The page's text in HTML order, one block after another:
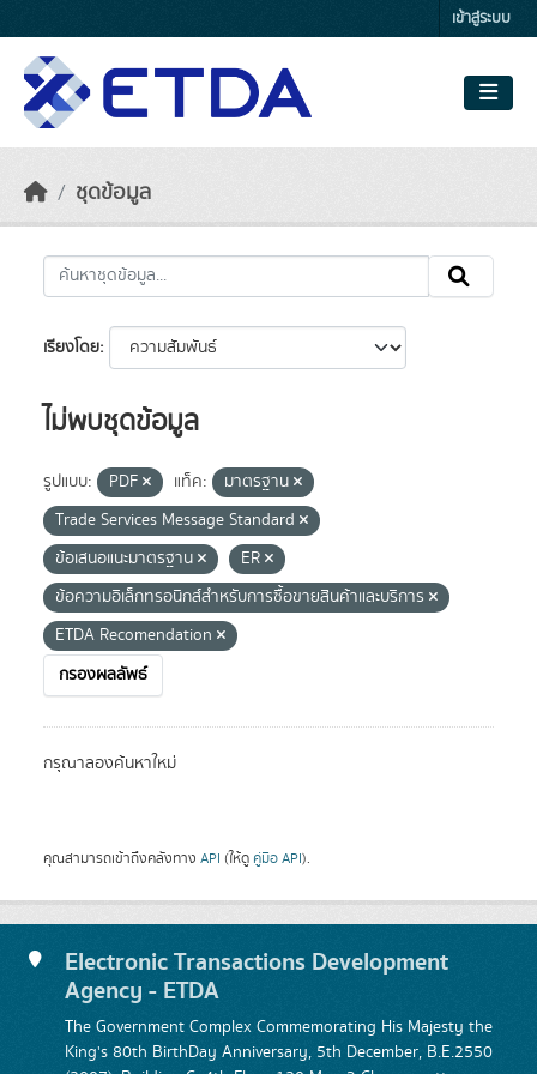
เข้าสู่ระบบ
ชุดข้อมูล
เรียงโดย
ไม่พบชุดข้อมูล
รูปแบบ: PDF แท็ค:
มาตรฐาน
Trade Services Message Standard
ข้อเสนอแนะมาตรฐาน
ER
ข้อความอิเล็กทรอนิกส์สำหรับการซื้อขายสินค้าและบริการ
ETDA Recomendation
กรองผลลัพธ์
กรุณาลองค้นหาใหม่
คุณสามารถเข้าถึงคลังทาง API (ให้ดู คู่มือ API).
Electronic Transactions Development
Agency - ETDA
The Government Complex Commemorating His Majesty the
King's 80th BirthDay Anniversary, 5th December, B.E.2550